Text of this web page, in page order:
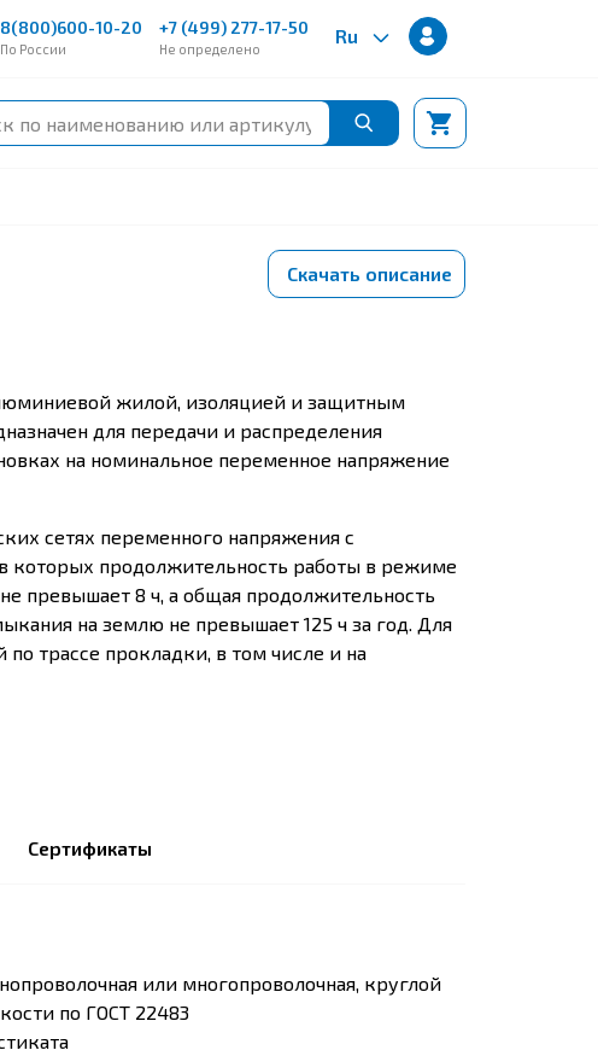
8(800)600-10-20
По России
+7 (499) 277-17-50
Не определено
Ru
Скачать описание
жилой, изоляцией и защитным
для передачи и распределения
на номинальное переменное напряжение
сетях переменного напряжения с
которых продолжительность работы в режиме
превышает 8 ч, а общая продолжительность
на землю не превышает 125 ч за год. Для
трассе прокладки, в том числе и на
Сертификаты
или многопроволочная, круглой
по ГОСТ 22483